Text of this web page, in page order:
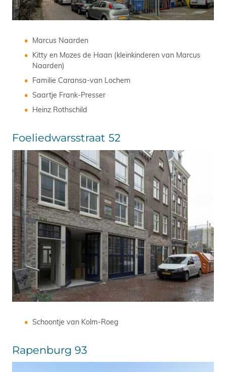
Marcus Naarden
Kitty en Mozes de Haan (kleinkinderen van Marcus
Naarden)
Familie Caransa-van Lochem
Saartje Frank-Presser
Heinz Rothschild
Foeliedwarsstraat 52
Schoontje van Kolm-Roeg
Rapenburg 93